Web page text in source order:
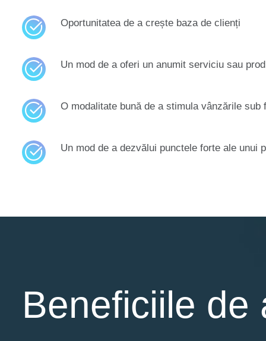
Oportunitatea de a crește baza de clienți
​Un mod de a oferi un anumit serviciu sau
O modalitate bună de a stimula vânzările
Un mod de a dezvălui punctele forte ale unui
Beneficiile de